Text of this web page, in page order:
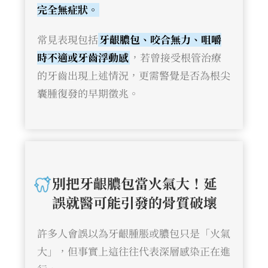
完全無症狀。
常見表現包括牙齦膿包、咬合無力、咀嚼
時不適或牙齒浮動感 ，若曾接受根管治療
的牙齒出現上述情況，更需警覺是否為根尖
囊腫復發的早期徵兆。
別把牙齦膿包當火氣大！延
誤就醫可能引發的骨質破壞
許多人會誤以為牙齦腫脹或膿包只是「火氣
大」，但事實上這往往代表深層感染正在進